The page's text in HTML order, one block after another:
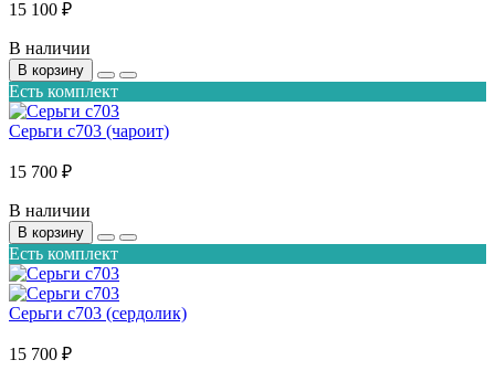
15 100 ₽
В наличии
В корзину
Есть комплект
Серьги с703 (чароит)
15 700 ₽
В наличии
В корзину
Есть комплект
Серьги с703 (сердолик)
15 700 ₽